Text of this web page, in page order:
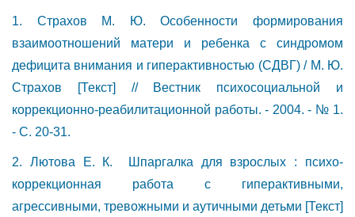
1. Страхов М. Ю. Особенности формирования
взаимоотношений матери и ребенка с синдромом
дефицита внимания и гиперактивностью (СДВГ) / М. Ю.
Страхов [Текст] // Вестник психосоциальной и
коррекционно-реабилитационной работы. - 2004. - № 1.
- С. 20-31.
2. Лютова Е. К. Шпаргалка для взрослых : психо-
коррекционная работа с гиперактивными,
агрессивными, тревожными и аутичными детьми [Текст]